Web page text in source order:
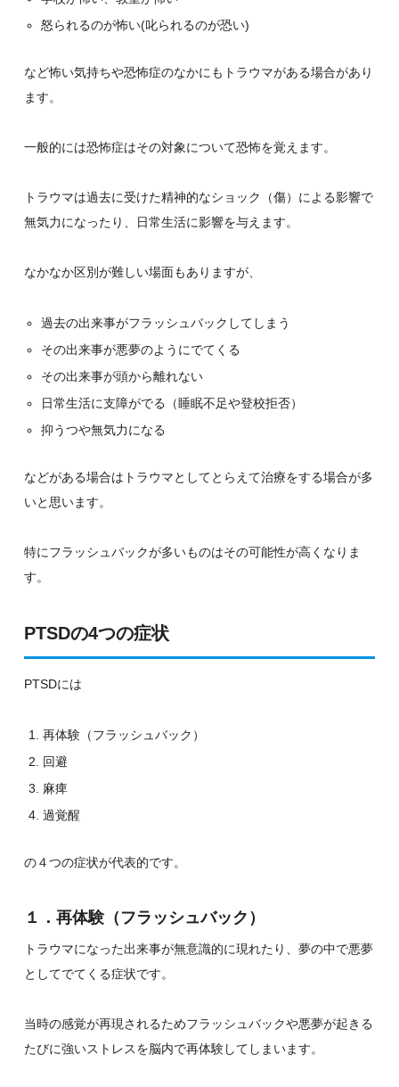
怒られるのが怖い(叱られるのが恐い)
など怖い気持ちや恐怖症のなかにもトラウマがある場合があり
ます。
一般的には恐怖症はその対象について恐怖を覚えます。
トラウマは過去に受けた精神的なショック（傷）による影響で
無気力になったり、日常生活に影響を与えます。
なかなか区別が難しい場面もありますが、
過去の出来事がフラッシュバックしてしまう
その出来事が悪夢のようにでてくる
その出来事が頭から離れない
日常生活に支障がでる（睡眠不足や登校拒否）
抑うつや無気力になる
などがある場合はトラウマとしてとらえて治療をする場合が多
いと思います。
特にフラッシュバックが多いものはその可能性が高くなりま
す。
PTSDの4つの症状
PTSDには
再体験（フラッシュバック）
回避
麻痺
過覚醒
の４つの症状が代表的です。
１．再体験（フラッシュバック）
トラウマになった出来事が無意識的に現れたり、夢の中で悪夢
としてでてくる症状です。
当時の感覚が再現されるためフラッシュバックや悪夢が起きる
たびに強いストレスを脳内で再体験してしまいます。